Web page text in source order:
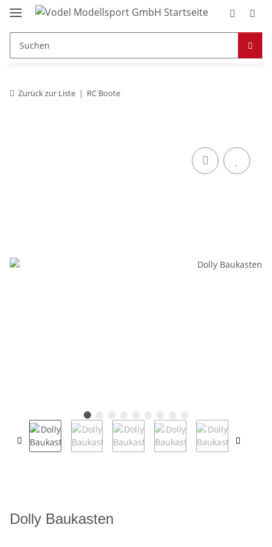
Zurück zur Liste RC Boote
Dolly Baukasten